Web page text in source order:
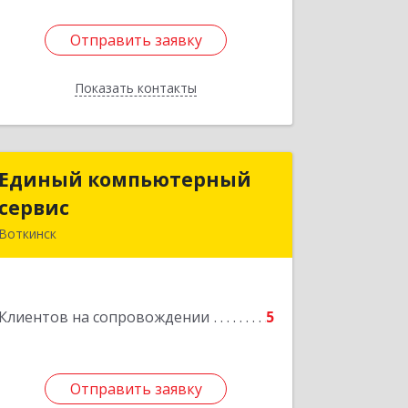
Отправить заявку
Показать контакты
Отправить заявку
Назад
Единый компьютерный
сервис
Воткинск
Клиентов на сопровождении 5
Отправить заявку
Единый компьютерный
Отправить заявку